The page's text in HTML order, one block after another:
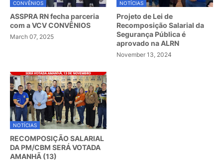
CONVÊNIOS
ASSPRA RN fecha parceria
com a VCV CONVÊNIOS
March 07, 2025
NOTÍCIAS
Projeto de Lei de
Recomposição Salarial da
Segurança Pública é
aprovado na ALRN
November 13, 2024
NOTÍCIAS
RECOMPOSIÇÃO SALARIAL
DA PM/CBM SERÁ VOTADA
AMANHÃ (13)